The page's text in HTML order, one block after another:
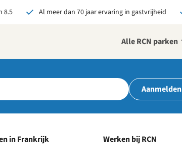
8.5 Al meer dan 70 jaar ervaring in gastvrijheid
Alle RCN parken
op zoek naar
en enthousiaste
Aanmelden
in Frankrijk Werken bij RCN